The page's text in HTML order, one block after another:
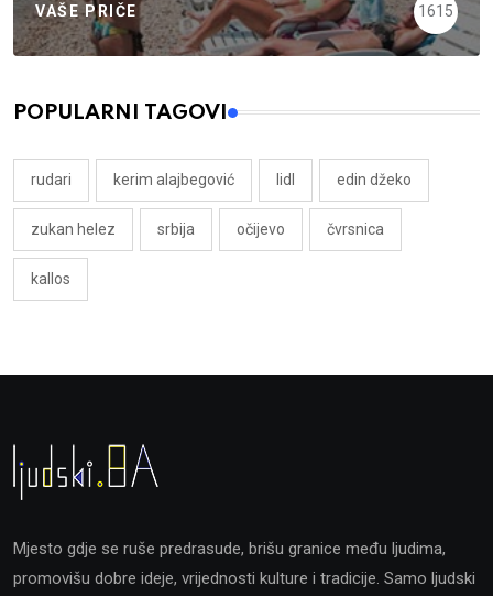
VAŠE PRIČE 1615
POPULARNI TAGOVI
rudari kerim alajbegović lidl edin džeko
zukan helez srbija očijevo čvrsnica
kallos
Mjesto gdje se ruše predrasude, brišu granice među ljudima,
promovišu dobre ideje, vrijednosti kulture i tradicije. Samo ljudski